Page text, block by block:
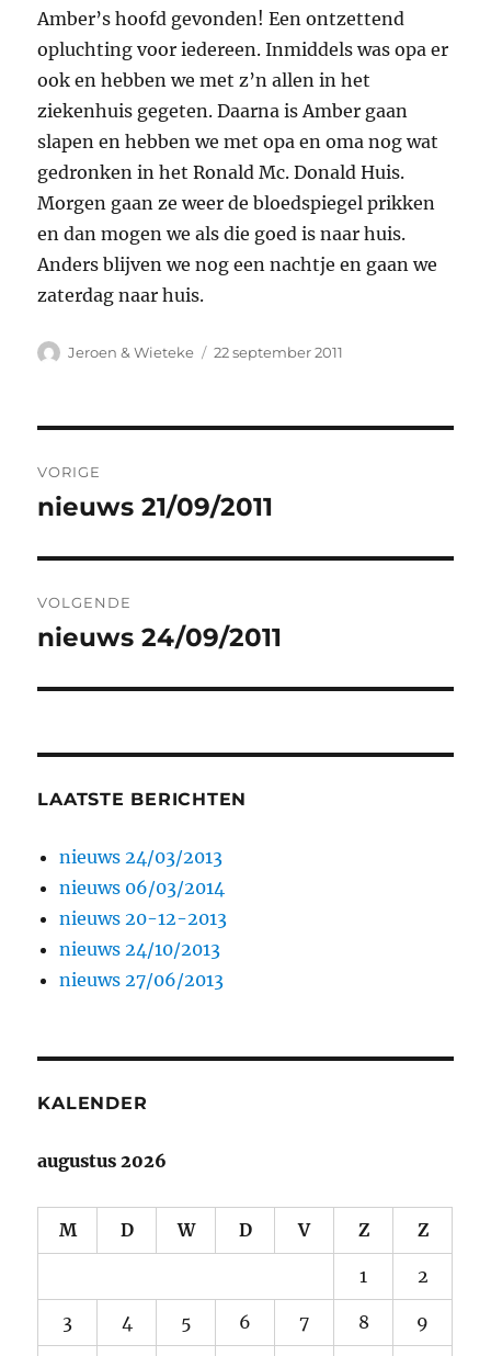
Amber’s hoofd gevonden! Een ontzettend
opluchting voor iedereen. Inmiddels was opa er
ook en hebben we met z’n allen in het
ziekenhuis gegeten. Daarna is Amber gaan
slapen en hebben we met opa en oma nog wat
gedronken in het Ronald Mc. Donald Huis.
Morgen gaan ze weer de bloedspiegel prikken
en dan mogen we als die goed is naar huis.
Anders blijven we nog een nachtje en gaan we
zaterdag naar huis.
Auteur
Jeroen & Wieteke
Geplaatst
22 september 2011
navigatie
VORIGE
Vorig
nieuws 21/09/2011
VOLGENDE
Volgend
nieuws 24/09/2011
LAATSTE BERICHTEN
nieuws 24/03/2013
nieuws 06/03/2014
nieuws 20-12-2013
nieuws 24/10/2013
nieuws 27/06/2013
KALENDER
augustus 2026
M D W D V Z Z
1 2
3 4 5 6 7 8 9